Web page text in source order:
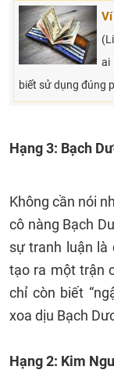
ai
biết sử dụng đúng
Hạng 3: Bạch
Không cần nói
cô nàng Bạch
sự tranh luận là
tạo ra một trận
chỉ còn biết
xoa dịu Bạch
Hạng 2: Kim